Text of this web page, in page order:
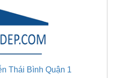
Thái Bình Quận 1